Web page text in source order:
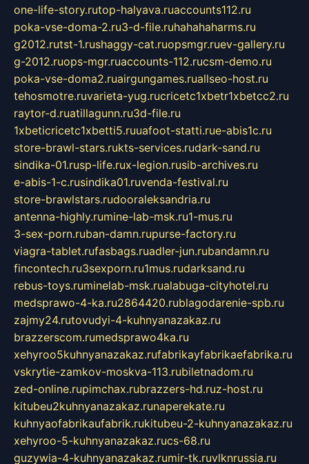
one-life-story.rutop-halyava.ruaccounts112.ru
poka-vse-doma-2.ru3-d-file.ruhahahaharms.ru
g2012.rutst-1.rushaggy-cat.ruopsmgr.ruev-gallery.ru
g-2012.ruops-mgr.ruaccounts-112.rucsm-demo.ru
poka-vse-doma2.ruairgungames.ruallseo-host.ru
tehosmotre.ruvarieta-yug.rucricetc1xbetr1xbetcc2.ru
raytor-d.ruatillagunn.ru3d-file.ru
1xbeticricetc1xbetti5.ruuafoot-statti.rue-abis1c.ru
store-brawl-stars.rukts-services.rudark-sand.ru
sindika-01.rusp-life.rux-legion.rusib-archives.ru
e-abis-1-c.rusindika01.ruvenda-festival.ru
store-brawlstars.rudooraleksandria.ru
antenna-highly.rumine-lab-msk.ru1-mus.ru
3-sex-porn.ruban-damn.rupurse-factory.ru
viagra-tablet.rufasbags.ruadler-jun.rubandamn.ru
fincontech.ru3sexporn.ru1mus.rudarksand.ru
rebus-toys.ruminelab-msk.rualabuga-cityhotel.ru
medsprawo-4-ka.ru2864420.rublagodarenie-spb.ru
zajmy24.rutovudyi-4-kuhnyanazakaz.ru
brazzerscom.rumedsprawo4ka.ru
xehyroo5kuhnyanazakaz.rufabrikayfabrikaefabrika.ru
vskrytie-zamkov-moskva-113.rubiletnadom.ru
zed-online.rupimchax.rubrazzers-hd.ruz-host.ru
kitubeu2kuhnyanazakaz.runaperekate.ru
kuhnyaofabrikaufabrik.rukitubeu-2-kuhnyanazakaz.ru
xehyroo-5-kuhnyanazakaz.rucs-68.ru
guzywia-4-kuhnyanazakaz.rumir-tk.ruvlknrussia.ru